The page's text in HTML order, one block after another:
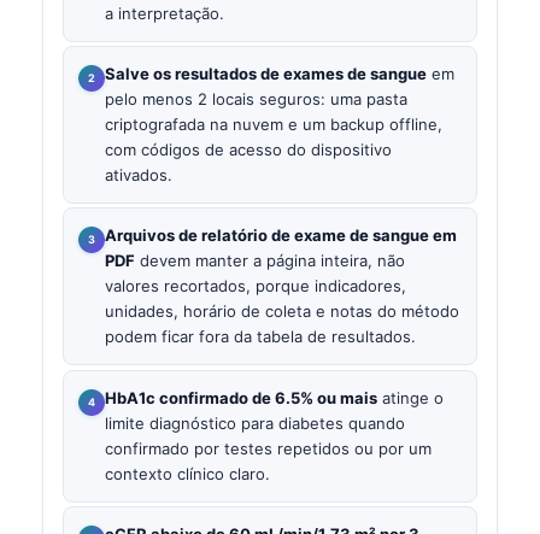
a interpretação.
Salve os resultados de exames de sangue em
pelo menos 2 locais seguros: uma pasta
criptografada na nuvem e um backup offline,
com códigos de acesso do dispositivo
ativados.
Arquivos de relatório de exame de sangue em
PDF devem manter a página inteira, não
valores recortados, porque indicadores,
unidades, horário de coleta e notas do método
podem ficar fora da tabela de resultados.
HbA1c confirmado de 6.5% ou mais atinge o
limite diagnóstico para diabetes quando
confirmado por testes repetidos ou por um
contexto clínico claro.